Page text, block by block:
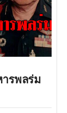
รพลร่ม